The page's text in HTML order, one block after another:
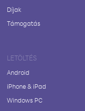
Díjak
Támogatás
LETÖLTÉS
Android
iPhone & iPad
Windows PC